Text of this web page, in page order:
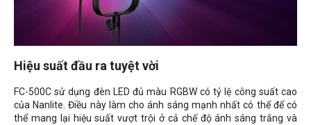
Hiệu suất đầu ra tuyệt vời
FC-500C sử dụng đèn LED đủ màu RGBW có tỷ lệ công suất cao
của Nanlite. Điều này làm cho ánh sáng mạnh nhất có thể để có
thể mang lại hiệu suất vượt trội ở cả chế độ ánh sáng trắng và